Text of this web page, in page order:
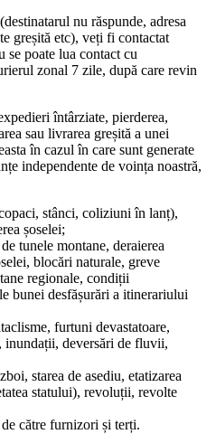
nu răspunde, adresa
greșită etc), veți fi contactat
se poate lua contact cu
zonal 7 zile, după care revin
întârziate, pierderea,
sau livrarea greșită a unei
în cazul în care sunt generate
independente de voința noastră,
stânci, coliziuni în lanț),
șoselei;
tunele montane, deraierea
blocări naturale, greve
regionale, condiții
bunei desfășurări a itinerariului
furtuni devastatoare,
inundații, deversări de fluvii,
starea de asediu, etatizarea
statului), revoluții, revolte
către furnizori și terți.